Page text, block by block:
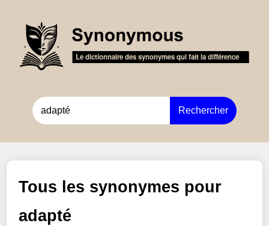
Rechercher
Tous les synonymes pour
adapté